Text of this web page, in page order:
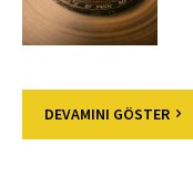
DEVAMINI GÖSTER